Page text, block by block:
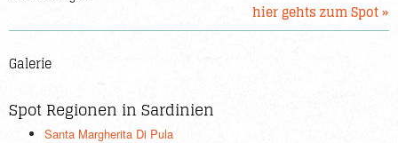
hier gehts zum Spot »
Galerie
Spot Regionen in Sardinien
Santa Margherita Di Pula